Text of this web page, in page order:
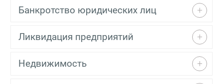
Банкротство юридических лиц
Ликвидация предприятий
Недвижимость